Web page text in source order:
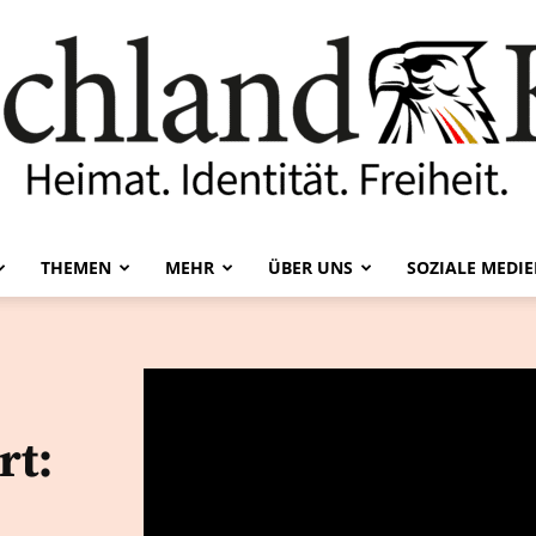
THEMEN MEHR ÜBER UNS SOZIALE